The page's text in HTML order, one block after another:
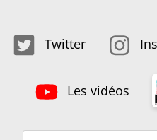
Twitter
Les vidéos